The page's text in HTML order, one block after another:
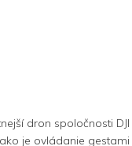
dron spoločnosti
je ovládanie